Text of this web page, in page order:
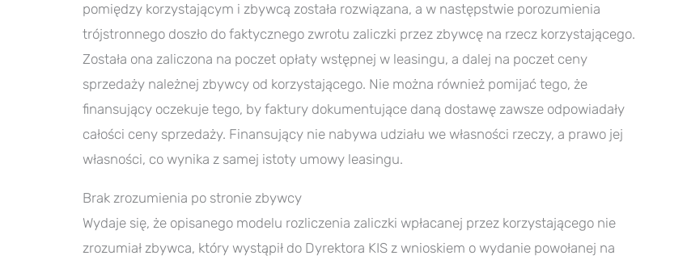
pomiędzy korzystającym i zbywcą została rozwiązana, a w następstwie porozumienia
trójstronnego doszło do faktycznego zwrotu zaliczki przez zbywcę na rzecz korzystającego.
Została ona zaliczona na poczet opłaty wstępnej w leasingu, a dalej na poczet ceny
sprzedaży należnej zbywcy od korzystającego. Nie można również pomijać tego, że
finansujący oczekuje tego, by faktury dokumentujące daną dostawę zawsze odpowiadały
całości ceny sprzedaży. Finansujący nie nabywa udziału we własności rzeczy, a prawo jej
własności, co wynika z samej istoty umowy leasingu.
Brak zrozumienia po stronie zbywcy
Wydaje się, że opisanego modelu rozliczenia zaliczki wpłacanej przez korzystającego nie
zrozumiał zbywca, który wystąpił do Dyrektora KIS z wnioskiem o wydanie powołanej na